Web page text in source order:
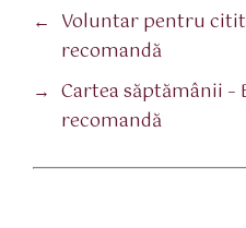
← Voluntar pentru citit
recomandă
→ Cartea săptămânii
recomandă